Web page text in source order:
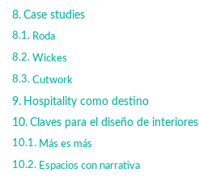
Case studies
Roda
Wickes
Cutwork
Hospitality como destino
Claves para el diseño de interiores
Más es más
Espacios con narrativa